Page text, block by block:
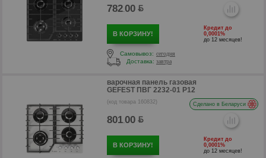
р
782.00
В КОРЗИНУ!
Кредит до
0,0001%
до 12 месяцев!
Самовывоз: сегодня
Доставка: завтра
варочная панель газовая
GEFEST ПВГ 2232-01 Р12
(код товара 160832) Сделано в Беларуси
801.00
В КОРЗИНУ!
Кредит до
0,0001%
до 12 месяцев!